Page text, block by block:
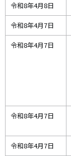
令和8年4月8日
令和8年4月7日
令和8年4月7日
令和8年4月7日
令和8年4月7日